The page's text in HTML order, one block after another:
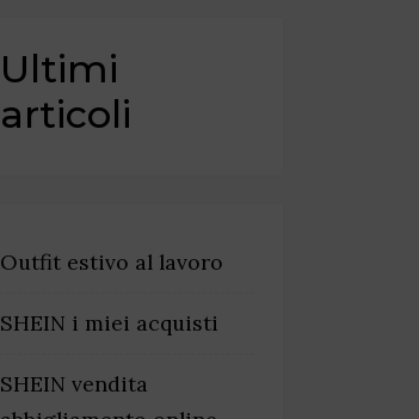
Ultimi
articoli
Outfit estivo al lavoro
SHEIN i miei acquisti
SHEIN vendita